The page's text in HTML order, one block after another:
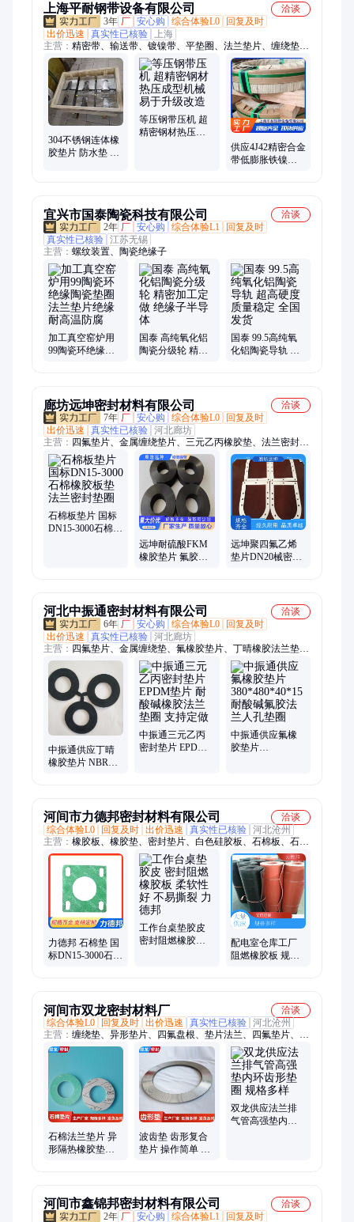
上海平耐钢带设备有限公司
洽谈
3年 厂 安心购 综合体验L0
回复及时
出价迅速
真实性已核验
上海
主营： 精密带、输送带、镀镍带、平垫圈、法兰垫片、缠绕垫、
合金线、合金带、镜面板、抛光带、弹簧带、输送机、不锈钢
板、环形钢带、复合垫片、合金钢管、不锈钢垫、拉丝钻孔、电
池镍带、钢带定制、五金垫片、线材钢带、石墨垫片、不锈钢
带、开口垫片
304不锈钢连体橡
胶垫片 防水垫 法
等压钢带压机 超
精密钢材热压成
供应4J42精密合金
带低膨胀铁镍玻
宜兴市国泰陶瓷科技有限公司
洽谈
2年 厂 安心购 综合体验L1
回复及时
真实性已核验 江苏无锡
主营： 螺纹装置、陶瓷绝缘子
加工真空窑炉用
99陶瓷环绝缘陶
国泰 高纯氧化铝
陶瓷分级轮 精密
国泰 99.5高纯氧
化铝陶瓷导轨 超
廊坊远坤密封材料有限公司
洽谈
7年 厂 安心购 综合体验L0
回复及时
出价迅速
真实性已核验 河北廊坊
主营： 四氟垫片、金属缠绕垫片、三元乙丙橡胶垫、法兰密封垫
圈、四氟包覆垫、丁晴橡胶垫、氟胶板、氟橡胶垫片、石棉垫
片、碳素盘根、芳纶盘根、nas垫片、石墨盘根、非石棉垫片、
石墨复合垫、膨体四氟垫、四氟盘根、软四氟垫、四氟弹性带、
四氟板、nbr垫片、氟胶垫、橡胶板、生料带、ptfe板材
石棉板垫片 国标
DN15-3000石棉橡
远坤耐硫酸FKM
橡胶垫片 氟胶法
远坤聚四氟乙烯
垫片DN20械密封
河北中振通密封材料有限公司
洽谈
6年 厂 安心购 综合体验L0
回复及时
出价迅速
真实性已核验 河北廊坊
主营： 四氟垫片、金属缠绕垫、氟橡胶垫片、丁晴橡胶法兰垫
片、膨体四氟垫片、四氟包覆垫片、三元乙丙橡胶垫片、石墨复
合垫、丁青橡胶垫片、氯丁橡胶垫片、硅橡胶垫片、陶瓷纤维垫
片、石棉橡胶垫、无石棉垫、石墨填料环、四氟生料带、金属包
覆垫片
中振通供应丁晴
橡胶垫片 NBR密
中振通三元乙丙
密封垫片 EPDM
中振通供应氟橡
胶垫片
河间市力德邦密封材料有限公司
洽谈
综合体验L0
回复及时 出价迅速 真实性已核验 河北沧州
主营： 橡胶板、橡胶垫、密封垫片、白色硅胶板、石棉板、石棉
橡胶板、无石棉橡胶板、高压石棉垫、无石棉垫、耐油橡胶板、
耐酸碱橡胶板、绝缘橡胶板、阻燃橡胶板、三元乙丙橡胶板、氟
胶板、橡胶减震垫、1.5mm硅胶板、高压石棉板、芳纶纤维耐油
板、耐油石棉橡胶板、XB300橡胶板、XB200耐油橡胶板、220V
绝缘橡胶板、B1级阻燃橡胶板
力德邦 石棉垫 国
标DN15-3000石棉
工作台桌垫胶皮
密封阻燃橡胶板
配电室仓库工厂
阻燃橡胶板 规格
河间市双龙密封材料厂
洽谈
综合体验L0
回复及时 出价迅速 真实性已核验 河北沧州
主营： 缠绕垫、异形垫片、四氟盘根、垫片法兰、四氟垫片、橡
胶垫片、复合垫片、石墨复合垫、金属包覆垫、芳纶纤维盘根、
橡胶密封垫片、金属缠绕垫、内环金属缠绕垫、外环金属缠绕
垫、内外环金属缠绕垫、钢包垫、石棉垫片、金属四氟缠绕垫片
石棉法兰垫片 异
形隔热橡胶垫圈
波齿垫 齿形复合
垫片 操作简单 管
双龙供应法兰排
气管高强垫内环
河间市鑫锦邦密封材料有限公司
洽谈
2年 厂 安心购 综合体验L1
回复及时